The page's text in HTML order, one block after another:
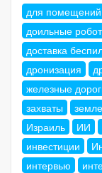
для помещений
доильные
доставка
дронизация
железные
захваты
Израиль
ИИ
инвестиции
интервью